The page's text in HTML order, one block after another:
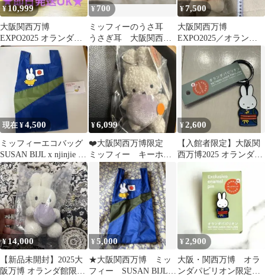
¥10,999
大阪関西万博
EXPO2025 オランダ
館 ミッフィー 靴 ロイ
ヤルデルフト
¥ 700
ミッフィーのうさ耳
うさぎ耳 大阪関西万
博 万博 オランダ
館 オランダパビリオ
ン
¥7,500
大阪関西万博
EXPO2025／オランダ
パビリオン限定ミッフ
ィー チューリップ
現在 ¥4,500
ミッフィーエコバッグ
SUSAN BIJL x njinjie M
サイズ
¥6,099
❤️大阪関西万博限定
ミッフィー キーホル
ダー オーブ 新品未
使用タグ付き❤️
¥2,600
【入館者限定】大阪関
西万博2025 オランダ
ホルダー
¥14,000
【新品未開封】2025大
阪万博 オランダ館限定
¥5,000
★大阪関西万博 ミッ
フィー SUSAN BIJL
¥2,900
大阪・関西万博 オラ
ンダパビリオン限定